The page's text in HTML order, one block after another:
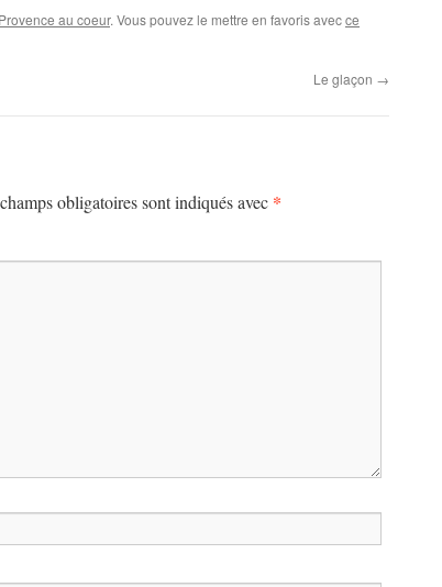
au coeur. Vous pouvez le mettre en favoris avecce
Le glaçon →
obligatoires sont indiqués avec *